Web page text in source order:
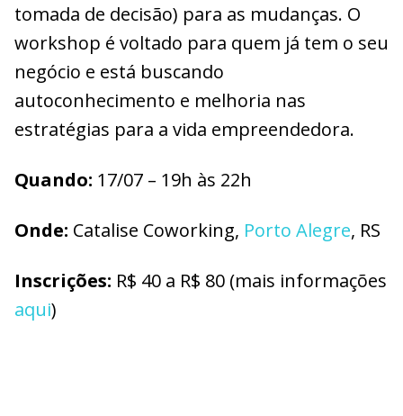
tomada de decisão) para as mudanças. O
workshop é voltado para quem já tem o seu
negócio e está buscando
autoconhecimento e melhoria nas
estratégias para a vida empreendedora.
Quando: 17/07 – 19h às 22h
Onde: Catalise Coworking, Porto Alegre, RS
Inscrições: R$ 40 a R$ 80 (mais informações
aqui)